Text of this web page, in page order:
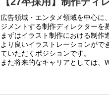
広告領域・エンタメ領域を中心に
ジメントする制作ディレクターを
まずはイラスト制作における制作
より良いイラストレーションがで
ていただくポジションです。
また将来的なキャリアとしては、